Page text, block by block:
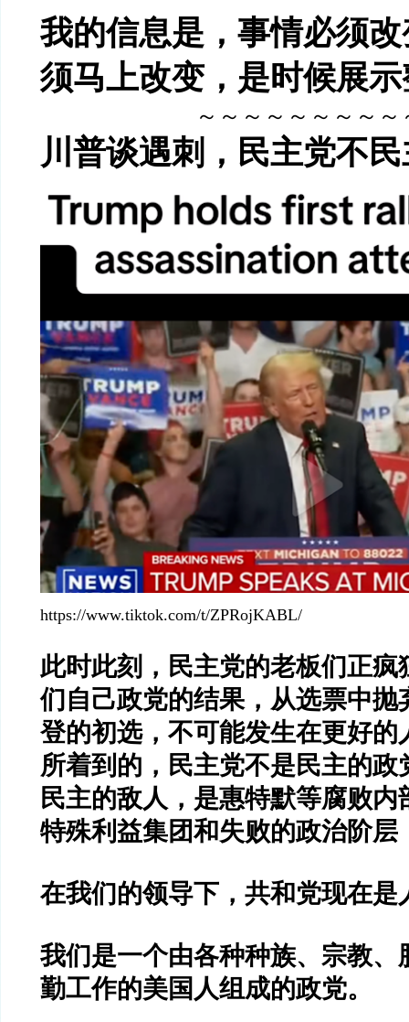
我的信息是，事情必须
须马上改变，是时候展
～～～～～～～～～
川普谈遇刺，民主党不
https://www.tiktok.com/t/ZPRojKABL/
此时此刻，民主党的老板们正疯
们自己政党的结果，从选票中抛
登的初选，不可能发生在更好的
所着到的，民主党不是民主的政
民主的敌人，是惠特默等腐败内
特殊利益集团和失败的政治阶层
在我们的领导下，共和党现在是
我们是一个由各种种族、宗教、
勤工作的美国人组成的政党。